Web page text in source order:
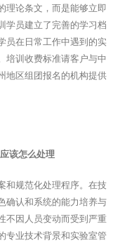
理论条文，而是能够立即
学员建立了完善的学习档
员在日常工作中遇到的实
培训收费标准请客户与中
地区组团报名的机构提供
该怎么处理
和规范化处理程序。在技
确认和系统的能力培养与
不因人员变动而受到严重
专业技术背景和实验室管